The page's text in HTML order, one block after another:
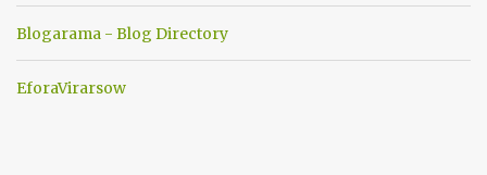
Blogarama - Blog Directory
EforaVirarsow